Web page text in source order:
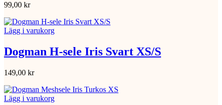
99,00 kr
Lägg i varukorg
Dogman H-sele Iris Svart XS/S
149,00 kr
Lägg i varukorg